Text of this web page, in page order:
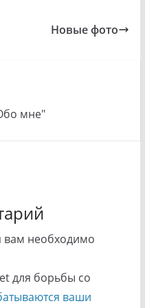
Новые фото
мне"
вам необходимо
для борьбы со
ваши